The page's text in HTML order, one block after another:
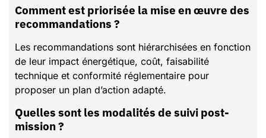
Comment est priorisée la mise en œuvre des
recommandations ?
Les recommandations sont hiérarchisées en fonction
de leur impact énergétique, coût, faisabilité
technique et conformité réglementaire pour
proposer un plan d’action adapté.
Quelles sont les modalités de suivi post-
mission ?